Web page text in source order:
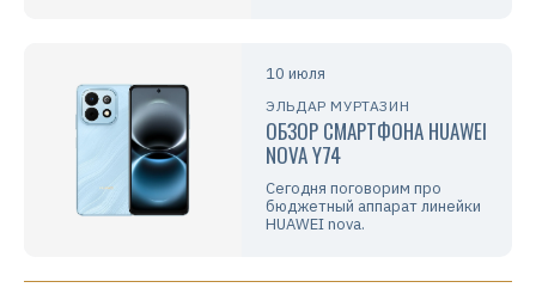
10 июля
ЭЛЬДАР МУРТАЗИН
ОБЗОР СМАРТФОНА HUAWEI
NOVA Y74
Сегодня поговорим про
бюджетный аппарат линейки
HUAWEI nova.